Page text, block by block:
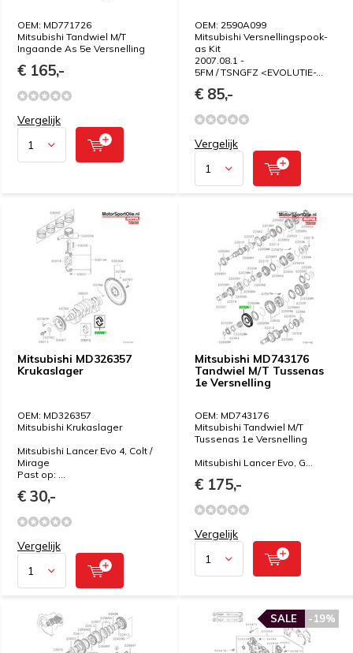
OEM: MD771726
Mitsubishi Tandwiel M/T
Ingaande As 5e Versnelling
€ 165,-
Vergelijk
OEM: 2590A099
Mitsubishi Versnellingspook-
as Kit
2007.08.1 -
5FM / TSNGFZ <EVOLUTIE-...
€ 85,-
Vergelijk
Mitsubishi MD326357
Krukaslager
OEM: MD326357
Mitsubishi Krukaslager
Mitsubishi Lancer Evo 4, Colt /
Mirage
Past op: ...
€ 30,-
Vergelijk
Mitsubishi MD743176
Tandwiel M/T Tussenas
1e Versnelling
OEM: MD743176
Mitsubishi Tandwiel M/T
Tussenas 1e Versnelling
Mitsubishi Lancer Evo, G...
€ 175,-
Vergelijk
-19%
SALE